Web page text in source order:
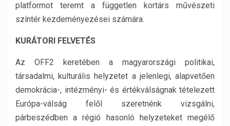
platformot teremt a független kortárs művészeti
színtér kezdeményezései számára.
KURÁTORI FELVETÉS
Az OFF2 keretében a magyarországi politikai,
társadalmi, kulturális helyzetet a jelenlegi, alapvetően
demokrácia-, intézményi- és értékválságnak tételezett
Európa-válság felől szeretnénk vizsgálni,
párbeszédben a régió hasonló helyzeteket megélő